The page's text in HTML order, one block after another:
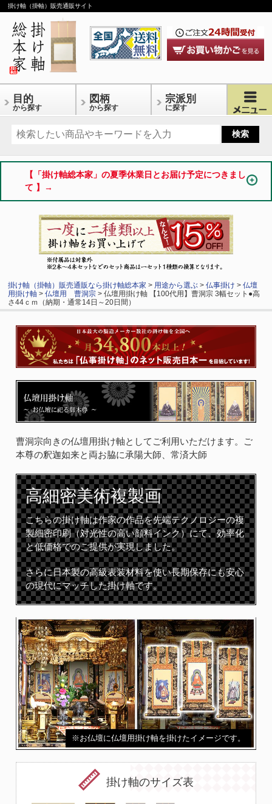
掛け軸（掛軸）販売通販サイト
目的
から探す
図柄
から探す
宗派別
に探す
【「掛け軸総本家」の夏季休業日とお届け予定につきまし
て 】→
掛け軸（掛軸）販売通販なら掛け軸総本家 > 用途から選ぶ >仏事掛け >仏壇
用掛け軸 >仏壇用 曹洞宗 > 仏壇用掛け軸 【100代用】曹洞宗 3幅セット●高
さ44ｃｍ（納期・通常14日～20日間）
曹洞宗向きの仏壇用掛け軸としてご利用いただけます。ご
本尊の釈迦如来と両お脇に承陽大師、常済大師
高細密美術複製画
こちらの掛け軸は作家の作品を先端テクノロジーの複
製細密印刷（対光性の高い顔料インク）にて、効率化
と低価格でのご提供が実現しました。
さらに日本製の高級表装材料を使い長期保存にも安心
の現代にマッチした掛け軸です。
※お仏壇に仏壇用掛け軸を掛けたイメージです。
掛け軸のサイズ表